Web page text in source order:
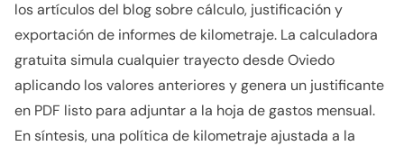
los artículos del blog sobre cálculo, justificación y
exportación de informes de kilometraje. La calculadora
gratuita simula cualquier trayecto desde Oviedo
aplicando los valores anteriores y genera un justificante
en PDF listo para adjuntar a la hoja de gastos mensual.
En síntesis, una política de kilometraje ajustada a la